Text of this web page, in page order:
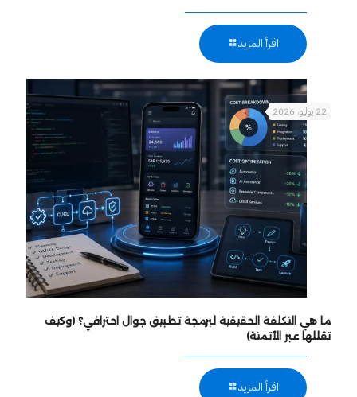
اقرأ المزيد
22 يوليو، 2026
ما هي التكلفة الحقيقية لبرمجة تطبيق جوال احترافي؟ (وكيف
تقللها عبر الأتمتة)
اقرأ المزيد